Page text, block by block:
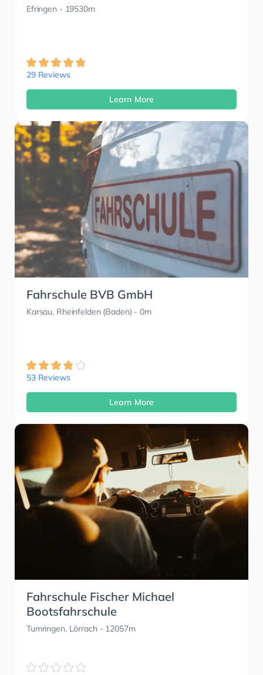
Efringen - 19530m
29 Reviews
Learn More
Fahrschule BVB GmbH
Karsau, Rheinfelden (Baden) - 0m
53 Reviews
Learn More
Fahrschule Fischer Michael
Bootsfahrschule
Tumringen, Lörrach - 12057m